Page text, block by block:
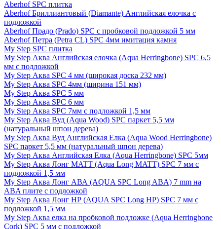
Aberhof SPC плитка
Aberhof Бриллиантовый (Diamante) Английская елочка с
подложкой
Aberhof Прадо (Prado) SPC с пробковой подложкой 5 мм
Aberhof Петра (Petra CL) SPC 4мм имитация камня
My Step SPC плитка
My Step Аква Английская елочка (Aqua Herringbone) SPC 6,5
мм с подложкой
My Step Аква SPC 4 мм (широкая доска 232 мм)
My Step Аква SPC 4мм (ширина 151 мм)
My Step Аква SPC 5 мм
My Step Аква SPC 6 мм
My Step Аква SPC 7мм c подложкой 1,5 мм
My Step Аква Вуд (Aqua Wood) SPC паркет 5,5 мм
(натуральный шпон дерева)
My Step Аква Вуд Английская Елка (Aqua Wood Herringbone)
SPC паркет 5,5 мм (натуральный шпон дерева)
My Step Аква Английская Елка (Aqua Herringbone) SPC 5мм
My Step Аква Лонг MATT (Aqua Long MATT) SPC 7 мм с
подложкой 1,5 мм
My Step Аква Лонг АВА (AQUA SPC Long ABA) 7 mm на
ABA плите с подложкой
My Step Аква Лонг НР (AQUA SPC Long HP) SPC 7 мм с
подложкой 1,5 мм
My Step Аква елка на пробковой подложке (Aqua Herringbone
Cork) SPC 5 мм с подложкой